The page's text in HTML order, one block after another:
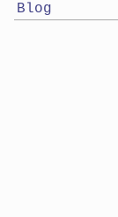
Blog